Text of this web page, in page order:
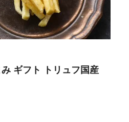
ギフト トリュフ国産